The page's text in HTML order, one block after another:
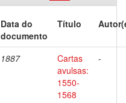
Data do
documento
Título
1887
Cartas
avulsas:
1550-
1568
-